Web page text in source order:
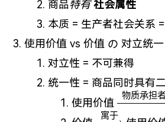
商品特有 社会属性
本质 = 生产者社会关系
使用价值 vs 价值 の 对立统一
对立性 = 不可兼得
统一性 = 商品同时具有
使用价值
质承担
物质承担
寓于